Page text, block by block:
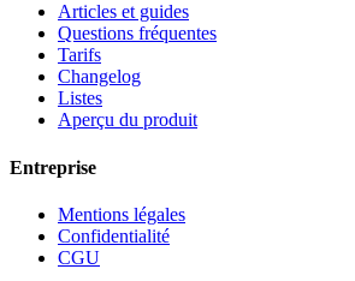
Articles et guides
Questions fréquentes
Tarifs
Changelog
Listes
Aperçu du produit
Entreprise
Mentions légales
Confidentialité
CGU